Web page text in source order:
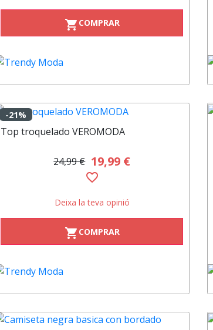
shopping_cart COMPRAR
Top troquelado VEROMODA
-21%
24,99 € 19,99 €
favorite_border
Deixa la teva opinió
shopping_cart COMPRAR